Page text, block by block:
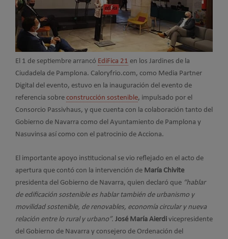
El 1 de septiembre arrancó EdiFica 21 en los Jardines de la
Ciudadela de Pamplona. Caloryfrio.com, como Media Partner
Digital del evento, estuvo en la inauguración del evento de
referencia sobre construcción sostenible, impulsado por el
Consorcio Passivhaus, y que cuenta con la colaboración tanto del
Gobierno de Navarra como del Ayuntamiento de Pamplona y
Nasuvinsa así como con el patrocinio de Acciona.
El importante apoyo institucional se vio reflejado en el acto de
apertura que contó con la intervención de María Chivite
presidenta del Gobierno de Navarra, quien declaró que “hablar
de edificación sostenible es hablar también de urbanismo y
movilidad sostenible, de renovables, economía circular y nueva
relación entre lo rural y urbano”. José María Aierdi vicepresidente
del Gobierno de Navarra y consejero de Ordenación del